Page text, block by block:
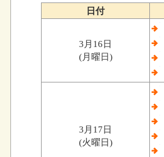
日付
3月16日
(月曜日)
3月17日
(火曜日)